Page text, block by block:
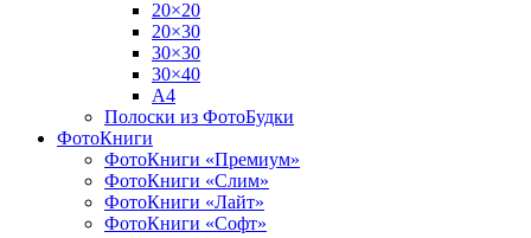
20×20
20×30
30×30
30×40
A4
Полоски из ФотоБудки
ФотоКниги
ФотоКниги «Премиум»
ФотоКниги «Слим»
ФотоКниги «Лайт»
ФотоКниги «Софт»